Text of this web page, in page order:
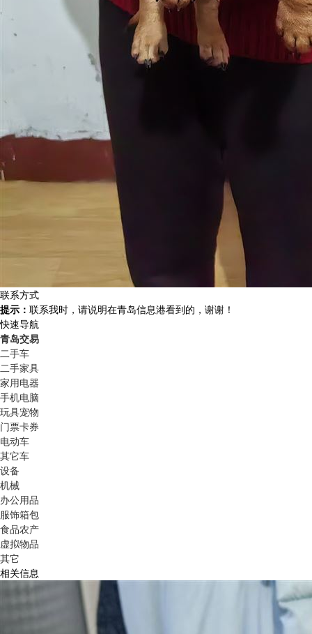
联系方式
提示： 联系我时，请说明在青岛信息港看到的，谢谢！
快速导航
青岛交易
二手车
二手家具
家用电器
手机电脑
玩具宠物
门票卡券
电动车
其它车
设备
机械
办公用品
服饰箱包
食品农产
虚拟物品
其它
相关信息